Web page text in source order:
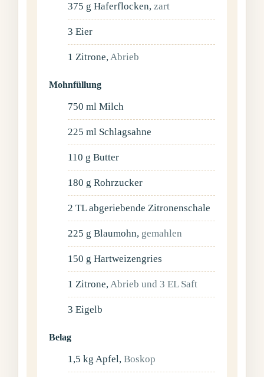
375 g Haferflocken,zart
3 Eier
1 Zitrone,Abrieb
Mohnfüllung
750 ml Milch
225 ml Schlagsahne
110 g Butter
180 g Rohrzucker
2 TL abgeriebende Zitronenschale
225 g Blaumohn, gemahlen
150 g Hartweizengries
1 Zitrone,Abrieb und 3 EL Saft
3 Eigelb
Belag
1,5kg Apfel,Boskop